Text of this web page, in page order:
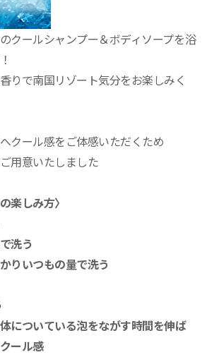
クールシャンプー＆ボディソープを浴
りで南国リゾート気分をお楽しみく
クール感をご体感いただくため
用意いたしました
楽しみ方〉
洗う
いつもの量で洗う
ついている泡をながす時間を伸ば
ール感